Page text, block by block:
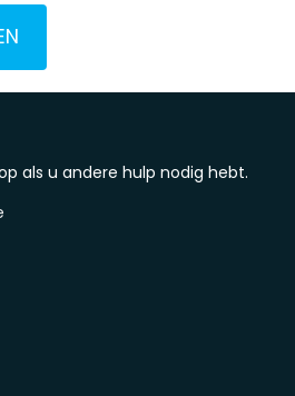
als u andere hulp nodig hebt.